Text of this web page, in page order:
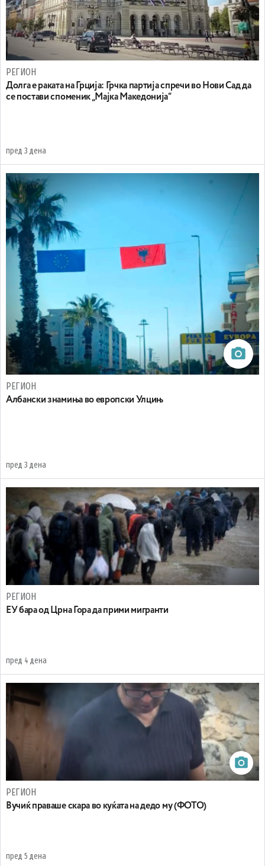
РЕГИОН
Долга е раката на Грција: Грчка партија спречи во Нови Сад да
се постави споменик „Мајка Македонија“
пред 3 дена
РЕГИОН
Aлбански знамиња во европски Улцињ
пред 3 дена
РЕГИОН
EУ бара од Црна Гора да прими мигранти
пред 4 дена
РЕГИОН
Вучиќ праваше скара во куќата на дедо му (ФОТО)
пред 5 дена